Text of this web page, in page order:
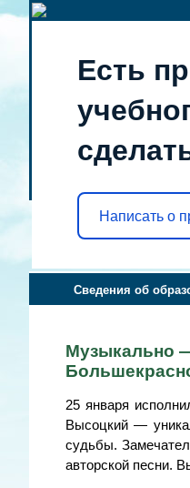
Есть
Написать о
Сведения об
Музыкально
25 января
Высоцкий —
судьбы.
авторской песни.